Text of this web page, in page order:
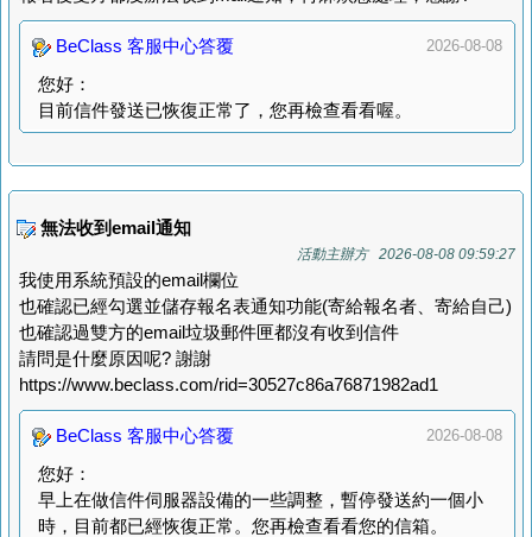
2026-08-08
BeClass 客服中心答覆
您好：
目前信件發送已恢復正常了，您再檢查看看喔。
無法收到email通知
活動主辦方 2026-08-08 09:59:27
我使用系統預設的email欄位
也確認已經勾選並儲存報名表通知功能(寄給報名者、寄給自己)
也確認過雙方的email垃圾郵件匣都沒有收到信件
請問是什麼原因呢? 謝謝
https://www.beclass.com/rid=30527c86a76871982ad1
2026-08-08
BeClass 客服中心答覆
您好：
早上在做信件伺服器設備的一些調整，暫停發送約一個小
時，目前都已經恢復正常。您再檢查看看您的信箱。